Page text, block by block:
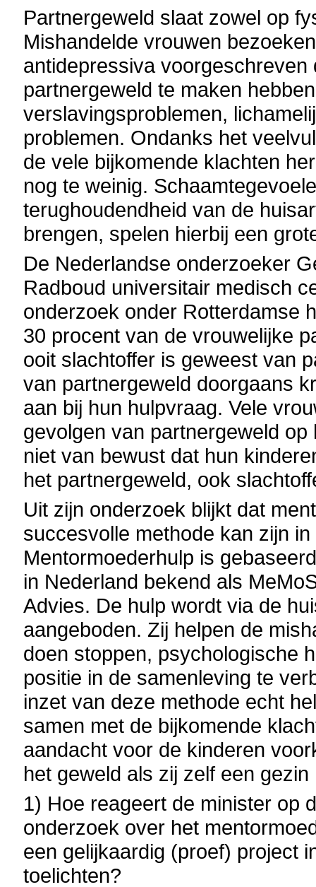
Partnergeweld slaat zowel op
Mishandelde vrouwen
antidepressiva
partnergeweld te maken
verslavingsproblemen,
problemen. Ondanks het
de vele bijkomende klachten
nog te weinig.
terughoudendheid van de
brengen, spelen hierbij een
De Nederlandse onderzoeker
Radboud universitair medisch
onderzoek onder Rotterdamse
30 procent van de vrouwelijke
ooit slachtoffer is geweest van
van partnergeweld doorgaans
aan bij hun hulpvraag. Vele
gevolgen van partnergeweld
niet van bewust dat hun
het partnergeweld, ook
Uit zijn onderzoek blijkt dat
succesvolle methode kan zijn
Mentormoederhulp is
in Nederland bekend als
Advies. De hulp wordt via de
aangeboden. Zij helpen de
doen stoppen, psychologische
positie in de samenleving te
inzet van deze methode echt
samen met de bijkomende
aandacht voor de kinderen
het geweld als zij zelf een
1) Hoe reageert de minister op
onderzoek over het
een gelijkaardig (proef) project
toelichten?